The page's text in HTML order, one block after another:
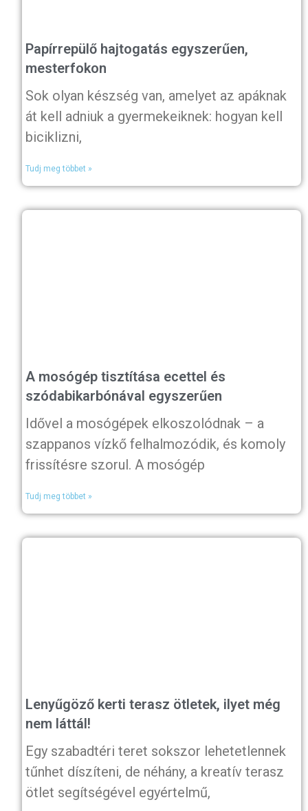
Papírrepülő hajtogatás egyszerűen,
mesterfokon
Sok olyan készség van, amelyet az apáknak
át kell adniuk a gyermekeiknek: hogyan kell
biciklizni,
Tudj meg többet »
A mosógép tisztítása ecettel és
szódabikarbónával egyszerűen
Idővel a mosógépek elkoszolódnak – a
szappanos vízkő felhalmozódik, és komoly
frissítésre szorul. A mosógép
Tudj meg többet »
Lenyűgöző kerti terasz ötletek, ilyet még
nem láttál!
Egy szabadtéri teret sokszor lehetetlennek
tűnhet díszíteni, de néhány, a kreatív terasz
ötlet segítségével egyértelmű,